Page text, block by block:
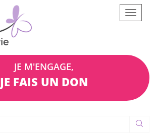
Afficher
le
JE M'ENGAGE,
JE FAIS UN DON